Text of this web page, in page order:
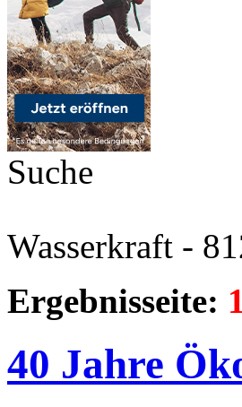
Suche
Wasserkraft -
Ergebnisseite:
40 Jahre